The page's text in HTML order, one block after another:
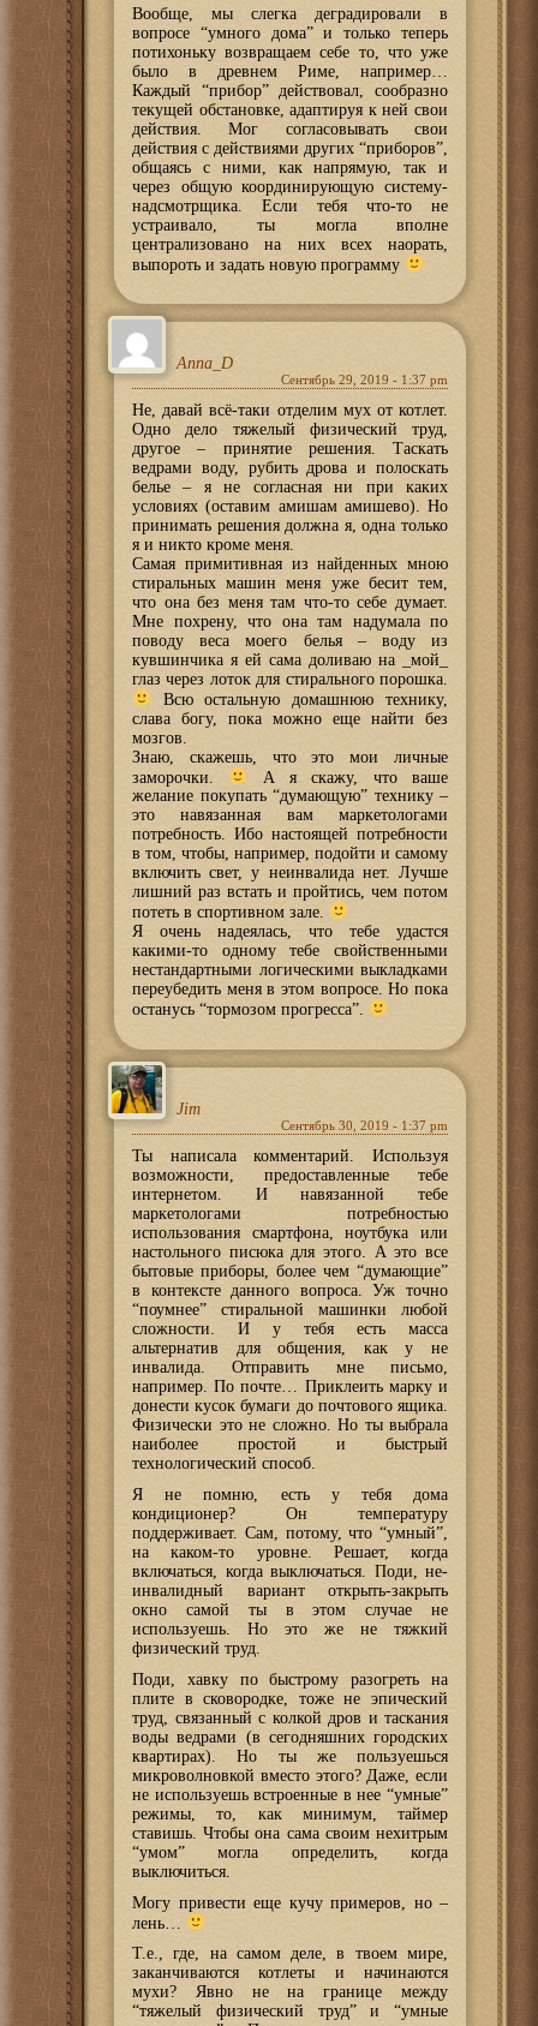
Вообще, мы слегка деградировали в
вопросе “умного дома” и только теперь
потихоньку возвращаем себе то, что уже
было в древнем Риме, например…
Каждый “прибор” действовал, сообразно
текущей обстановке, адаптируя к ней свои
действия. Мог согласовывать свои
действия с действиями других “приборов”,
общаясь с ними, как напрямую, так и
через общую координирующую систему-
надсмотрщика. Если тебя что-то не
устраивало, ты могла вполне
централизовано на них всех наорать,
выпороть и задать новую программу
Anna_D
Сентябрь 29, 2019 - 1:37 pm
Не, давай всё-таки отделим мух от котлет.
Одно дело тяжелый физический труд,
другое – принятие решения. Таскать
ведрами воду, рубить дрова и полоскать
белье – я не согласная ни при каких
условиях (оставим амишам амишево). Но
принимать решения должна я, одна только
я и никто кроме меня.
Самая примитивная из найденных мною
стиральных машин меня уже бесит тем,
что она без меня там что-то себе думает.
Мне похрену, что она там надумала по
поводу веса моего белья – воду из
кувшинчика я ей сама доливаю на _мой_
глаз через лоток для стирального порошка.
Всю остальную домашнюю технику,
слава богу, пока можно еще найти без
мозгов.
Знаю, скажешь, что это мои личные
заморочки.
А я скажу, что ваше
желание покупать “думающую” технику –
это навязанная вам маркетологами
потребность. Ибо настоящей потребности
в том, чтобы, например, подойти и самому
включить свет, у неинвалида нет. Лучше
лишний раз встать и пройтись, чем потом
потеть в спортивном зале.
Я очень надеялась, что тебе удастся
какими-то одному тебе свойственными
нестандартными логическими выкладками
переубедить меня в этом вопросе. Но пока
останусь “тормозом прогресса”.
Jim
Сентябрь 30, 2019 - 1:37 pm
Ты написала комментарий. Используя
возможности, предоставленные тебе
интернетом. И навязанной тебе
маркетологами потребностью
использования смартфона, ноутбука или
настольного писюка для этого. А это все
бытовые приборы, более чем “думающие”
в контексте данного вопроса. Уж точно
“поумнее” стиральной машинки любой
сложности. И у тебя есть масса
альтернатив для общения, как у не
инвалида. Отправить мне письмо,
например. По почте… Приклеить марку и
донести кусок бумаги до почтового ящика.
Физически это не сложно. Но ты выбрала
наиболее простой и быстрый
технологический способ.
Я не помню, есть у тебя дома
кондиционер? Он температуру
поддерживает. Сам, потому, что “умный”,
на каком-то уровне. Решает, когда
включаться, когда выключаться. Поди, не-
инвалидный вариант открыть-закрыть
окно самой ты в этом случае не
используешь. Но это же не тяжкий
физический труд.
Поди, хавку по быстрому разогреть на
плите в сковородке, тоже не эпический
труд, связанный с колкой дров и таскания
воды ведрами (в сегодняшних городских
квартирах). Но ты же пользуешься
микроволновкой вместо этого? Даже, если
не используешь встроенные в нее “умные”
режимы, то, как минимум, таймер
ставишь. Чтобы она сама своим нехитрым
“умом” могла определить, когда
выключиться.
Могу привести еще кучу примеров, но –
лень…
Т.е., где, на самом деле, в твоем мире,
заканчиваются котлеты и начинаются
мухи? Явно не на границе между
“тяжелый физический труд” и “умные